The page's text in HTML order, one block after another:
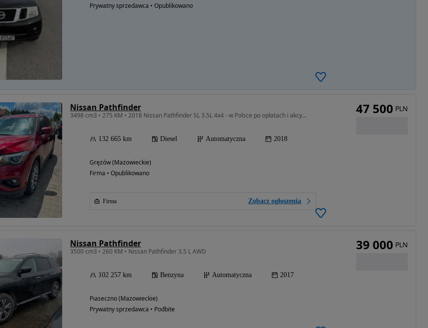
Prywatny sprzedawca • Opublikowano
Nissan Pathfinder
3498 cm3 • 275 KM • 2018 Nissan Pathfinder SL 3.5L 4x4 - w Polsce po opłatach i akcyzie
132 665 km Diesel Automatyczna 2018
Gręzów (Mazowieckie)
Firma • Opublikowano
Firma Zobacz ogłoszenia
47 500 PLN
Nissan Pathfinder
3500 cm3 • 260 KM • Nissan Pathfinder 3.5 L AWD
102 257 km Benzyna Automatyczna 2017
Piaseczno (Mazowieckie)
Prywatny sprzedawca • Podbite
39 000 PLN